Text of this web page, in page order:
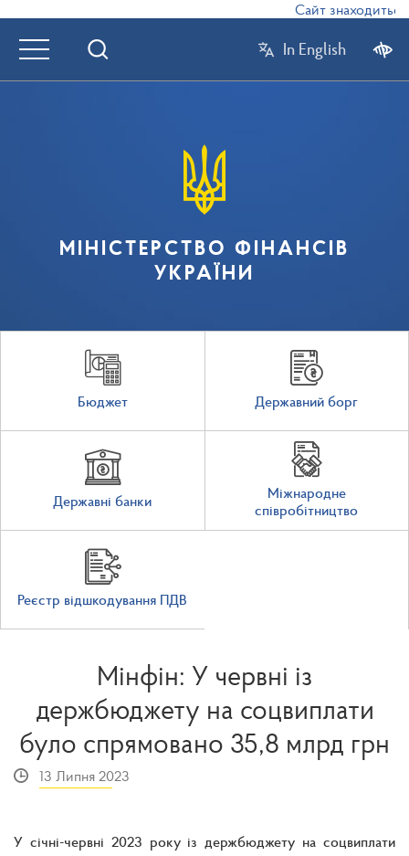
Сайт знаходиться
In English
МІНІСТЕРСТВО ФІНАНСІВ
УКРАЇНИ
Бюджет Державний борг
Державні банки
Міжнародне
співробітництво
Реєстр відшкодування ПДВ
Мінфін: У червні із
держбюджету на соцвиплати
було спрямовано 35,8 млрд грн
13 Липня 2023
У січні-червні 2023 року із держбюджету на соцвиплати